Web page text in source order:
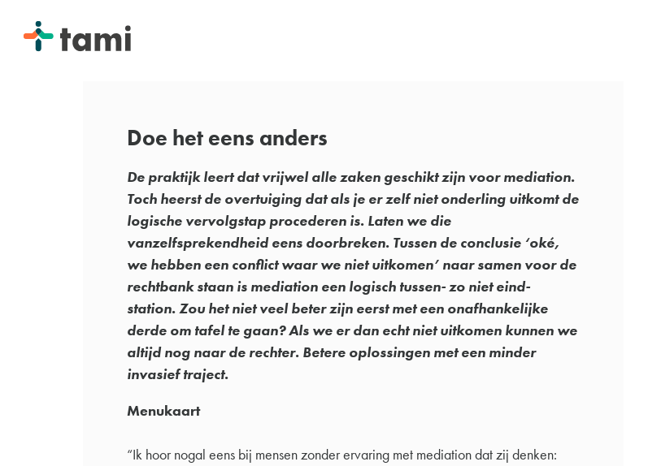
Doe het eens anders
De praktijk leert dat vrijwel alle zaken geschikt zijn voor mediation.
Toch heerst de overtuiging dat als je er zelf niet onderling uitkomt de
logische vervolgstap procederen is. Laten we die
vanzelfsprekendheid eens doorbreken. Tussen de conclusie ‘oké,
we hebben een conflict waar we niet uitkomen’ naar samen voor de
rechtbank staan is mediation een logisch tussen- zo niet eind-
station. Zou het niet veel beter zijn eerst met een onafhankelijke
derde om tafel te gaan? Als we er dan echt niet uitkomen kunnen we
altijd nog naar de rechter. Betere oplossingen met een minder
invasief traject.
Menukaart
“Ik hoor nogal eens bij mensen zonder ervaring met mediation dat zij denken: